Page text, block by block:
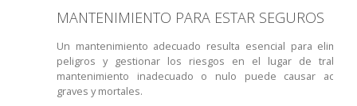
MANTENIMIENTO PARA ESTAR SEGUROS
Un mantenimiento adecuado resulta esencial para
peligros y gestionar los riesgos en el lugar de
mantenimiento inadecuado o nulo puede causar
graves y mortales.